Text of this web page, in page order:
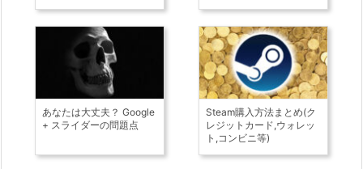
あなたは大丈夫？ Google
+ スライダーの問題点
Steam購入方法まとめ(ク
レジットカード,ウォレッ
ト,コンビニ等)